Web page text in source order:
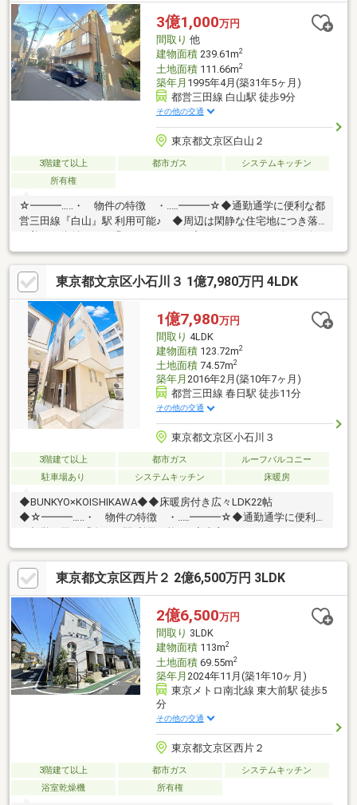
７－１９７】♪☆━━━…‥・ ━☆━ ・‥…━━━☆
3億1,000万円
間取り 他
建物面積239.61m2
土地面積111.66m2
築年月 1995年4月(築31年5ヶ月)
都営三田線 白山駅 徒歩9分
その他の交通
東京都文京区白山２
3階建て以上 都市ガス
システムキッチン
所有権
☆━━━…‥・ 物件の特徴 ・‥…━━━☆◆通勤通学に便利な都
営三田線『白山』駅 利用可能♪ ◆周辺は閑静な住宅地につき落
園等、生活環境良好♪◆同仕様モデルハウスのご案内や建物プレ
ゼンテーションも随時受付中♪是非、現地をご確認ください！♪物
件の詳細はADCAST駒込支店迄【０１２０－９１７－１９７】
♪☆━━━…‥・ ━☆━ ・‥…━━━☆
東京都文京区小石川３ 1億7,980万円 4LDK
1億7,980万円
間取り 4LDK
建物面積123.72m2
土地面積74.57m2
築年月 2016年2月(築10年7ヶ月)
都営三田線 春日駅 徒歩11分
その他の交通
東京都文京区小石川３
3階建て以上 都市ガス
ルーフバルコニー
駐車場あり
システムキッチン 床暖房
◆BUNKYO×KOISHIKAWA◆◆床暖房付き広々LDK22帖
◆☆━━━…‥・ 物件の特徴 ・‥…━━━☆◆通勤通学に便利
てのお引渡し♪◆スーパー、コンビニ、公園等、生活環境良好♪◆
同仕様モデルハウスのご案内や建物プレゼンテーションも随時受
付中♪是非、現地をご確認ください！♪物件の詳細はADCAST駒込
支店迄【０１２０－９１７－１９７】♪☆━━━…‥・
━☆━ ・‥…━━━☆
東京都文京区西片２ 2億6,500万円 3LDK
2億6,500万円
間取り 3LDK
建物面積113m2
土地面積69.55m2
築年月 2024年11月(築1年10ヶ月)
東京メトロ南北線 東大前駅 徒歩5
分
その他の交通
東京都文京区西片２
3階建て以上 都市ガス
システムキッチン
浴室乾燥機
所有権